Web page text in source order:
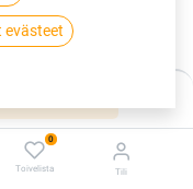
0
Toivelista Tili
6 EVC